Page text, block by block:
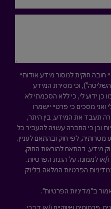
חובה חוקית למסור מידע אודותיי
וכי מסירת המידע
כן ידוע לי, כי ללא הסכמתי לא
מסכים כי פרטיי יישמרו
תעבד את המידע, בין היתר,
וכן כי החברה עשויה להעביר כל
לפי חוק ובהתאם לעניין.
מידע, בהתאם להוראות החוק,
או לממונה על הגנת הפרטיות.
הפרטיות המלאה בלינק
ב"מדיניות הפרטיות".